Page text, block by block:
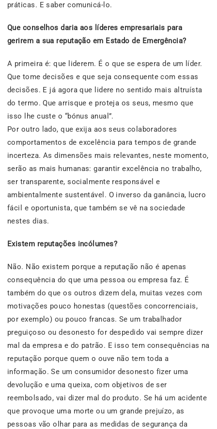
práticas. E saber comunicá-lo.
Que conselhos daria aos líderes empresariais para
gerirem a sua reputação em Estado de Emergência?
A primeira é: que liderem. É o que se espera de um líder.
Que tome decisões e que seja consequente com essas
decisões. E já agora que lidere no sentido mais altruísta
do termo. Que arrisque e proteja os seus, mesmo que
isso lhe custe o “bónus anual”.
Por outro lado, que exija aos seus colaboradores
comportamentos de excelência para tempos de grande
incerteza. As dimensões mais relevantes, neste momento,
serão as mais humanas: garantir excelência no trabalho,
ser transparente, socialmente responsável e
ambientalmente sustentável. O inverso da ganância, lucro
fácil e oportunista, que também se vê na sociedade
nestes dias.
Existem reputações incólumes?
Não. Não existem porque a reputação não é apenas
consequência do que uma pessoa ou empresa faz. É
também do que os outros dizem dela, muitas vezes com
motivações pouco honestas (questões concorrenciais,
por exemplo) ou pouco francas. Se um trabalhador
preguiçoso ou desonesto for despedido vai sempre dizer
mal da empresa e do patrão. E isso tem consequências na
reputação porque quem o ouve não tem toda a
informação. Se um consumidor desonesto fizer uma
devolução e uma queixa, com objetivos de ser
reembolsado, vai dizer mal do produto. Se há um acidente
que provoque uma morte ou um grande prejuízo, as
pessoas vão olhar para as medidas de segurança da